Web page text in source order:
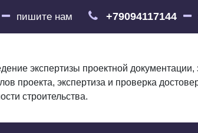
пишите нам +79094117144
экспертизы проектной документации,
проекта, экспертиза и проверка
строительства.